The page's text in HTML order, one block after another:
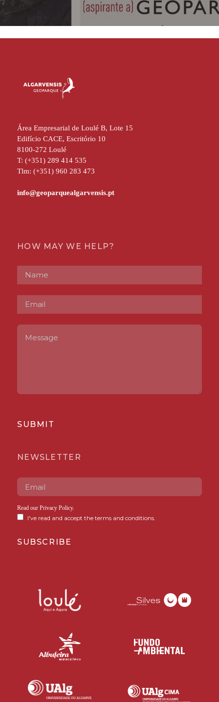
Área Empresarial de Loulé B, Lote 15
Edifício CACE, Escritório 10
8100-272 Loulé
T: (+351) 289 414 535
Tlm: (+351) 960 283 473
HOW MAY WE HELP?
SUBMIT
NEWSLETTER
Read our Privacy Policy.
I've read and accept the terms and conditions.